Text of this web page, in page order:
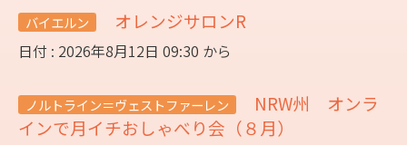
バイエルン オレンジサロンR
日付 : 2026年8月12日 09:30 から
ノルトライン＝ヴェストファーレン
NRW州 オンラ
インで月イチおしゃべり会（８月）